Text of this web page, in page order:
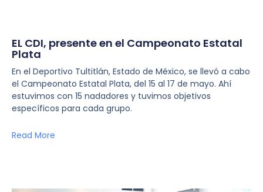
EL CDI, presente en el Campeonato Estatal
Plata
En el Deportivo Tultitlán, Estado de México, se llevó a cabo
el Campeonato Estatal Plata, del 15 al 17 de mayo. Ahí
estuvimos con 15 nadadores y tuvimos objetivos
específicos para cada grupo.
Read More